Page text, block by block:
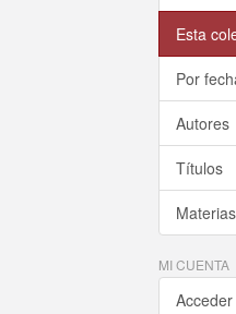
Esta
Por
Autores
Títulos
Materias
MI CUENTA
Acceder